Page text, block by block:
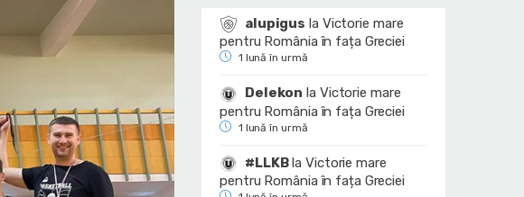
alupigus la Victorie mare
pentru România în fața Greciei
1 lună în urmă
Delekon la Victorie mare
pentru România în fața Greciei
1 lună în urmă
#LLKBlaVictorie mare
pentru România în fața Greciei